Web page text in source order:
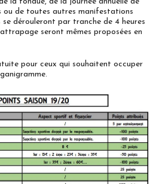
ou de toutes autres manifestations
se dérouleront par tranche de 4 heures
seront mêmes proposées en
pour ceux qui souhaitent occuper